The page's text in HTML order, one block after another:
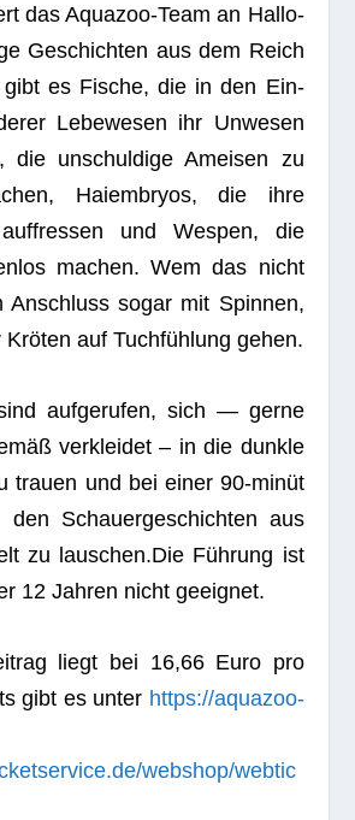
das Aqua­zoo-Team an Hal­lo­
Geschich­ten aus dem Reich
gibt es Fische, die in den Ein­
Lebe­we­sen ihr Unwe­sen
die unschul­dige Amei­sen zu
Hai­em­bryos, die ihre
und Wes­pen, die
machen. Wem das nicht
Anschluss sogar mit Spin­nen,
Krö­ten auf Tuch­füh­lung gehen.
auf­ge­ru­fen, sich — gerne
ver­klei­det – in die dunkle
trauen und bei einer 90-minü­t
den Schau­er­ge­schich­ten aus
zu lauschen.Die Füh­rung ist
12 Jah­ren nicht geeignet.
liegt bei 16,66 Euro pro
gibt es unter https://aquazoo-
webshop/webtic